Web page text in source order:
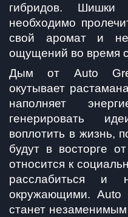
гибридов. Шишки
необходимо
свой аромат и не
ощущений во время
Дым от Auto
окутывает
наполняет
генерировать
воплотить в жизнь,
будут в восторге
относится к
расслабиться и
окружающими. Auto
станет